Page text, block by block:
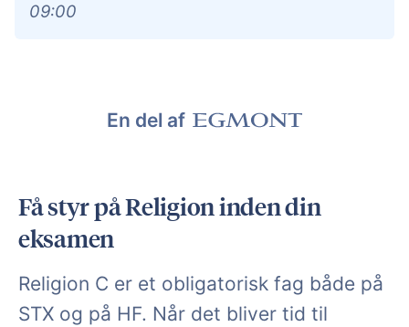
09:00
En del af
Få styr på Religion inden din
eksamen
Religion C er et obligatorisk fag både på
STX og på HF. Når det bliver tid til